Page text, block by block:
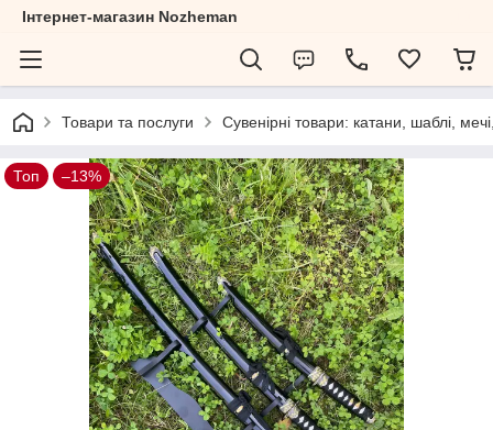
Інтернет-магазин Nozheman
Товари та послуги Сувенірні товари: катани, шаблі,
Топ –13%